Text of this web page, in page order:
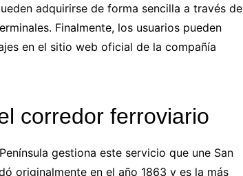
adquirirse de forma sencilla a través de
Finalmente, los usuarios pueden
en el sitio web oficial de la compañía
corredor ferroviario
gestiona este servicio que une San
originalmente en el año 1863 y es la más